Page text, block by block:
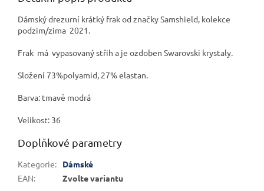
Dámský drezurní krátký frak od značky Samshield, kolekce
podzim/zima 2021.
Frak má vypasovaný střih a je ozdoben Swarovski krystaly.
Složení 73%polyamid, 27% elastan.
Barva: tmavě modrá
Velikost: 36
Doplňkové parametry
Kategorie:
Dámské
EAN: Zvolte variantu